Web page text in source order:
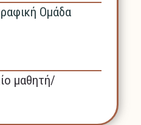
Ομάδα
μαθητή/